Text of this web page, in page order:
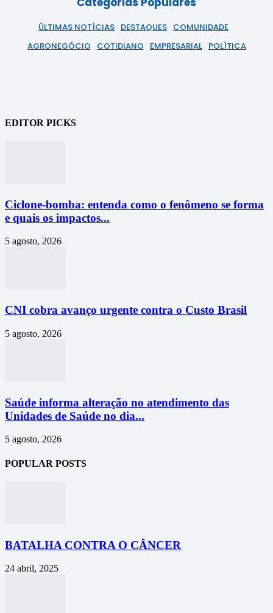
ÚLTIMAS NOTÍCIAS DESTAQUES COMUNIDADE
AGRONEGÓCIO
COTIDIANO EMPRESARIAL POLÍTICA
EDITOR PICKS
Ciclone-bomba: entenda como o fenômeno se forma
e quais os impactos...
5 agosto, 2026
CNI cobra avanço urgente contra o Custo Brasil
5 agosto, 2026
Saúde informa alteração no atendimento das
Unidades de Saúde no dia...
5 agosto, 2026
POPULAR POSTS
BATALHA CONTRA O CÂNCER
24 abril, 2025